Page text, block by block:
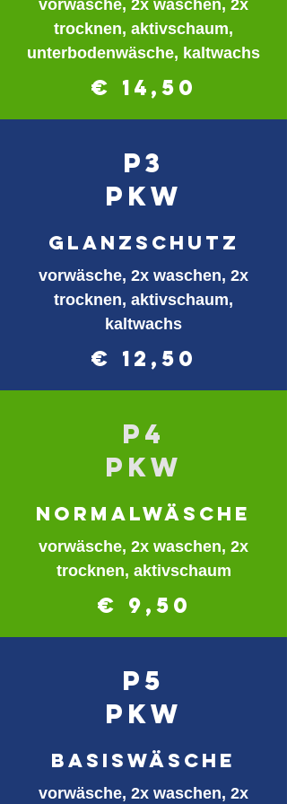
vorwäsche, 2x waschen, 2x
trocknen, aktivschaum,
unterbodenwäsche, kaltwachs
€ 14,50
P3
PKW
glanzschutz
vorwäsche, 2x waschen, 2x
trocknen, aktivschaum,
kaltwachs
€ 12,50
P4
PKW
normalwäsche
vorwäsche, 2x waschen, 2x
trocknen, aktivschaum
€ 9,50
P5
PKW
basiswäsche
vorwäsche, 2x waschen, 2x